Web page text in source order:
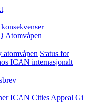
Atomvåpen
Status for
ICAN internasjonalt
ICAN Cities Appeal Gi